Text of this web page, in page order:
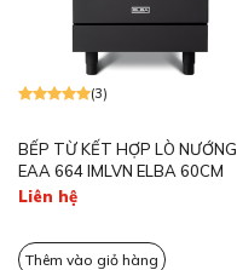
(3)
BẾP TỪ KẾT HỢP LÒ NƯỚNG
EAA 664 IMLVN ELBA 60CM
Liên hệ
Thêm vào giỏ hàng